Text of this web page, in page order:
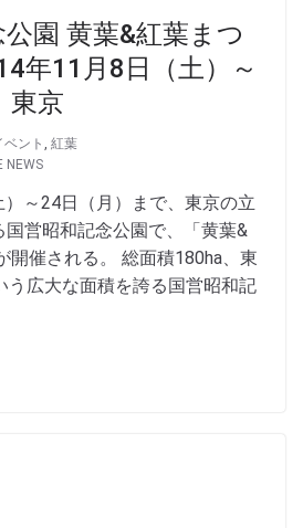
園 黄葉&紅葉まつ
年11月8日（土）～
京
ント , 紅葉
NEWS
～24日（月）まで、東京の立
国営昭和記念公園で、「黄葉&
開催される。 総面積180ha、東
う広大な面積を誇る国営昭和記